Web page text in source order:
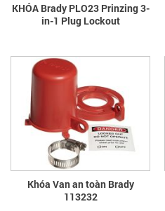
KHÓA Brady PLO23 Prinzing 3-
in-1 Plug Lockout
Khóa Van an toàn Brady
113232